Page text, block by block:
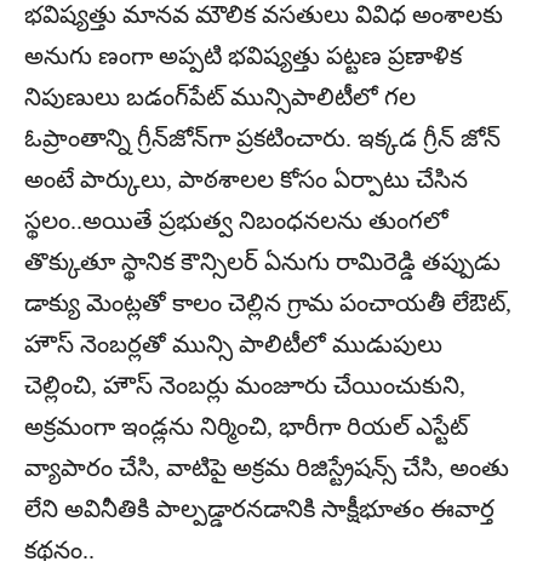
భవిష్యత్తు మానవ మౌలిక వసతులు వివిధ అంశాలకు
అనుగు ణంగా అప్పటి భవిష్యత్తు పట్టణ ప్రణాళిక
నిపుణులు బడంగ్‌పేట్‌ మున్సిపాలిటీలో గల
ఓప్రాంతాన్ని గ్రీన్‌జోన్‌గా ప్రకటించారు. ఇక్కడ గ్రీన్‌ జోన్‌
అంటే పార్కులు, పాఠశాలల కోసం ఏర్పాటు చేసిన
స్థలం..అయితే ప్రభుత్వ నిబంధనలను తుంగలో
తొక్కుతూ స్థానిక కౌన్సిలర్‌ ఏనుగు రామిరెడ్డి తప్పుడు
డాక్యు మెంట్లతో కాలం చెల్లిన గ్రామ పంచాయతీ లేఔట్‌,
హౌస్‌ నెంబర్లతో మున్సి పాలిటీలో ముడుపులు
చెల్లించి, హౌస్‌ నెంబర్లు మంజూరు చేయించుకుని,
అక్రమంగా ఇండ్లను నిర్మించి, భారీగా రియల్‌ ఎస్టేట్‌
వ్యాపారం చేసి, వాటిపై అక్రమ రిజిస్ట్రేషన్స్‌ చేసి, అంతు
లేని అవినీతికి పాల్పడ్డారనడానికి సాక్షీభూతం ఈవార్త
కథనం..